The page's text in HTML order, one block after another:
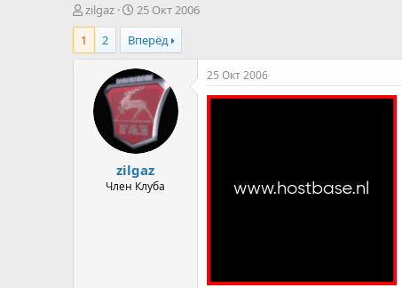
А
в
т
о
zilgaz
Д
а
т
а
н
а
ч
а
л
а
25 Окт 2006
1
2 Вперёд
zilgaz
Член Клуба
25 Окт 2006